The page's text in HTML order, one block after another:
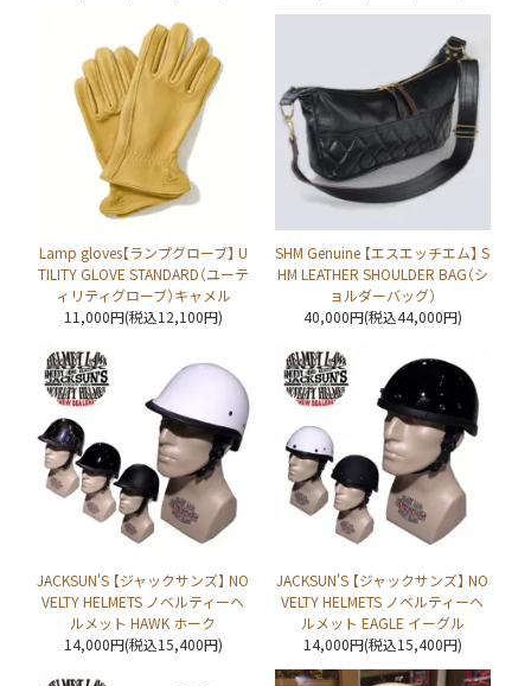
Lamp gloves【ランプグローブ】 U
TILITY GLOVE STANDARD（ユーテ
ィリティグローブ）キャメル
11,000円(税込12,100円)
SHM Genuine 【エスエッチエム】 S
HM LEATHER SHOULDER BAG（シ
ョルダーバッグ）
40,000円(税込44,000円)
JACKSUN'S 【ジャックサンズ】 NO
VELTY HELMETS ノベルティーヘ
ルメット HAWK ホーク
14,000円(税込15,400円)
JACKSUN'S 【ジャックサンズ】 NO
VELTY HELMETS ノベルティーヘ
ルメット EAGLE イーグル
14,000円(税込15,400円)